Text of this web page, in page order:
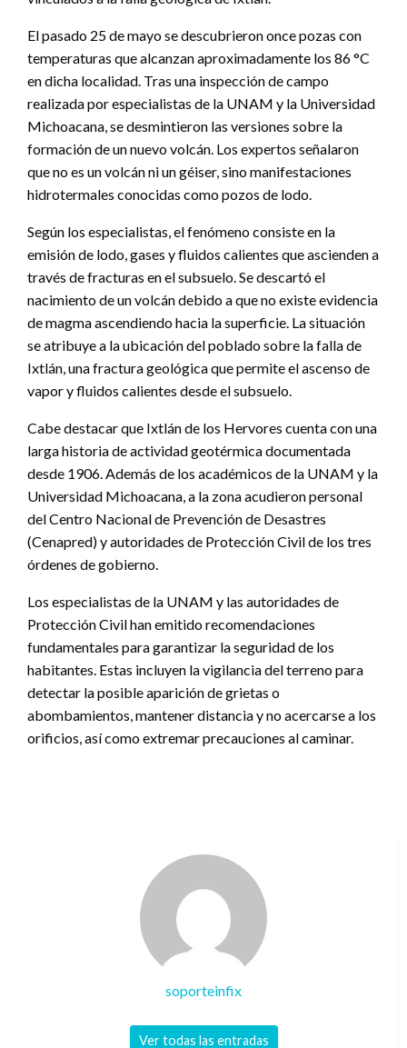
El pasado 25 de mayo se descubrieron once pozas con
temperaturas que alcanzan aproximadamente los 86 °C
en dicha localidad. Tras una inspección de campo
realizada por especialistas de la UNAM y la Universidad
Michoacana, se desmintieron las versiones sobre la
formación de un nuevo volcán. Los expertos señalaron
que no es un volcán ni un géiser, sino manifestaciones
hidrotermales conocidas como pozos de lodo.
Según los especialistas, el fenómeno consiste en la
emisión de lodo, gases y fluidos calientes que ascienden a
través de fracturas en el subsuelo. Se descartó el
nacimiento de un volcán debido a que no existe evidencia
de magma ascendiendo hacia la superficie. La situación
se atribuye a la ubicación del poblado sobre la falla de
Ixtlán, una fractura geológica que permite el ascenso de
vapor y fluidos calientes desde el subsuelo.
Cabe destacar que Ixtlán de los Hervores cuenta con una
larga historia de actividad geotérmica documentada
desde 1906. Además de los académicos de la UNAM y la
Universidad Michoacana, a la zona acudieron personal
del Centro Nacional de Prevención de Desastres
(Cenapred) y autoridades de Protección Civil de los tres
órdenes de gobierno.
Los especialistas de la UNAM y las autoridades de
Protección Civil han emitido recomendaciones
fundamentales para garantizar la seguridad de los
habitantes. Estas incluyen la vigilancia del terreno para
detectar la posible aparición de grietas o
abombamientos, mantener distancia y no acercarse a los
orificios, así como extremar precauciones al caminar.
soporteinfix
Ver todas las entradas